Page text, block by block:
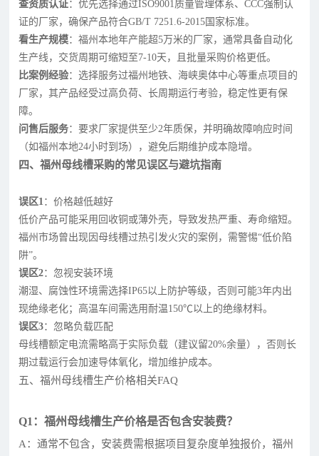
查资质认证：优先选择通过ISO9001质量管理体系、CCC强制认
证的厂家，确保产品符合GB/T 7251.6-2015国家标准。
看生产规模：福州本地年产能超5万米的厂家，通常具备自动化
生产线，交货周期可缩短至7-10天，且批量采购价格更低。
比案例经验：选择服务过福州地铁、海峡奥体中心等重点项目的
厂家，其产品经受过高负荷、长周期运行考验，稳定性更有保
障。
问售后服务：要求厂家提供至少2年质保，并明确故障响应时间
（如福州本地24小时到场），避免后期维护成本隐增。
四、福州母线槽采购的常见误区与避坑指南
误区1 ：价格越低越好
低价产品可能采用回收铜或薄外壳，导致发热严重、寿命缩短。
福州市场曾出现因母线槽过热引发火灾的案例，需警惕“低价陷
阱”。
误区2：忽视安装环境
潮湿、腐蚀性环境需选择IP65以上防护等级，否则可能3年内出
现绝缘老化；高温车间需选用耐温150℃以上的绝缘材料。
误区3：忽略负载匹配
母线槽额定电流需略高于实际负载（建议留20%余量），否则长
期过载运行会加速导体氧化，增加维护成本。
五、福州母线槽生产价格相关FAQ
Q1：福州母线槽生产价格是否包含安装费？
A：通常不包含，安装费需根据项目复杂度单独报价，福州